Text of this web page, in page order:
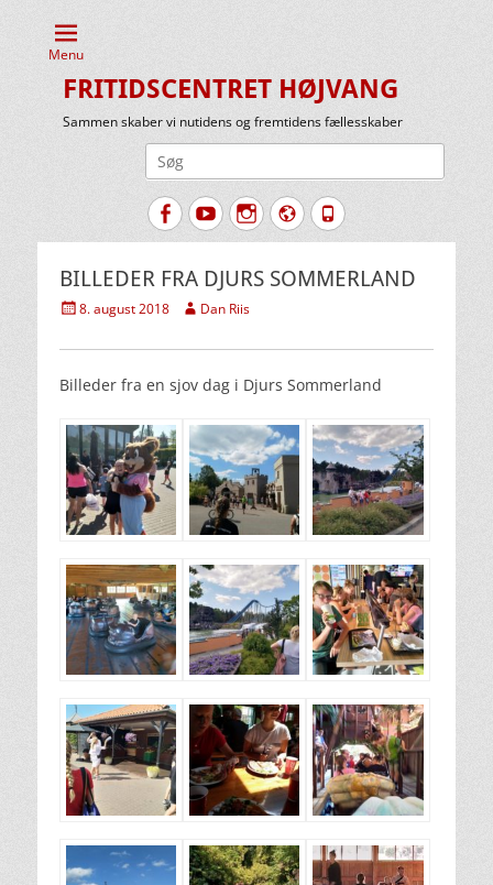
Menu
FRITIDSCENTRET HØJVANG
Sammen skaber vi nutidens og fremtidens fællesskaber
FacebookYouTubeInstagram
Website
Tlf.
BILLEDER FRA DJURS SOMMERLAND
Udgivet
8. august 2018 Forfatter
Dan Riis
Billeder fra en sjov dag i Djurs Sommerland